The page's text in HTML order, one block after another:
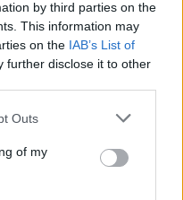
by third parties on the
This information may
on the IAB’s List of
further disclose it to other
one or more Google
You may click to
its third-party tags to
in below Google
Outs
of my
extra
lehetőségekben
került, addig
lepedőt a nemzet
Az említett
Gergő
sem akarja
halálra
is